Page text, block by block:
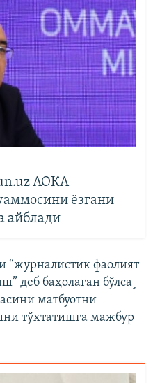
АОКА
ёзгани
айблади
“журналистик фаолият
деб баҳолаган бўлса¸
матбуотни
тўхтатишга мажбур